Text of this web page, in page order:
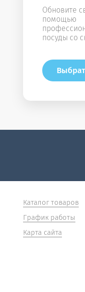
Обновите
помощью
посуды со
Каталог товаров
График работы
Карта сайта